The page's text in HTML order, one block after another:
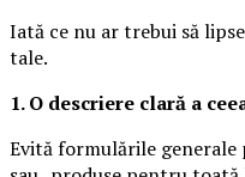
Iată ce nu ar trebui să
tale.
1. O descriere clară a
Evită formulările generale